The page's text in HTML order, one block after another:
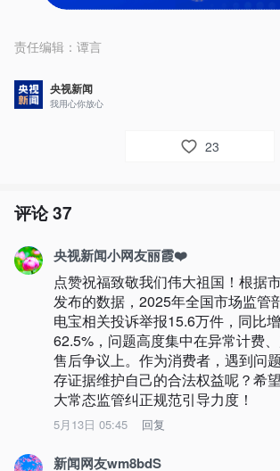
责任编辑： 谭言
央视新闻
我用心你放心
23
评论37
央视新闻小网友丽霞❤️
点赞祝福致敬我们伟大祖国！根据
发布的数据，2025年全国市场监管
电宝相关投诉举报15.6万件，同比
62.5%，问题高度集中在异常计费
售后争议上。作为消费者，遇到问
存证据维护自己的合法权益呢？希
大常态监管纠正规范引导力度！
5月13日 05:45 回复
新闻网友wm8bdS